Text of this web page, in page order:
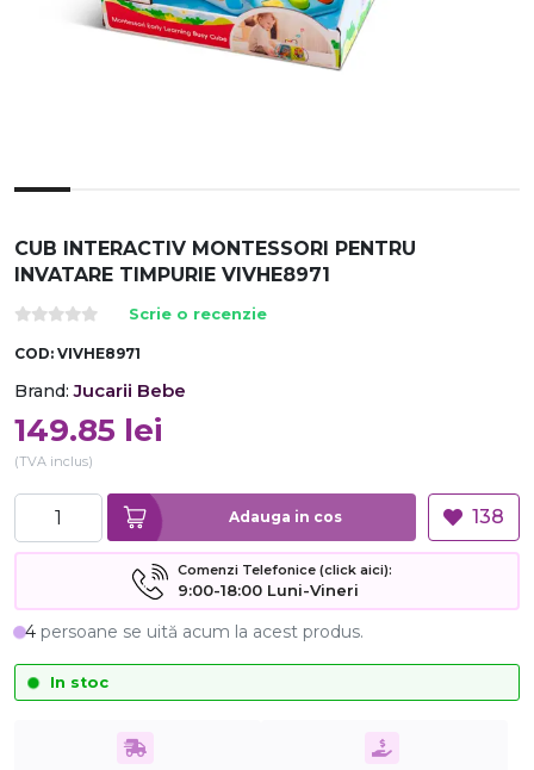
CUB INTERACTIV MONTESSORI PENTRU
INVATARE TIMPURIE VIVHE8971
Scrie o recenzie
COD: VIVHE8971
Brand: Jucarii Bebe
149.85 lei
(TVA inclus)
Adauga in cos 138
Comenzi Telefonice (click aici):
9:00-18:00 Luni-Vineri
4 persoane se uită acum la acest produs.
In stoc